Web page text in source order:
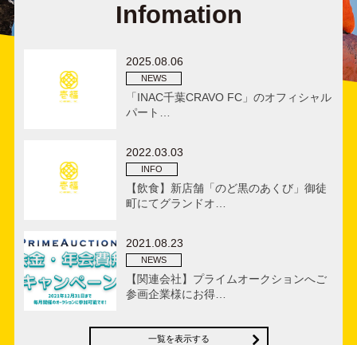
Infomation
2025.08.06
NEWS
「INAC千葉CRAVO FC」のオフィシャル
パート…
2022.03.03
INFO
【飲食】新店舗「のど黒のあくび」御徒
町にてグランドオ…
2021.08.23
NEWS
【関連会社】プライムオークションへご
参画企業様にお得…
一覧を表示する